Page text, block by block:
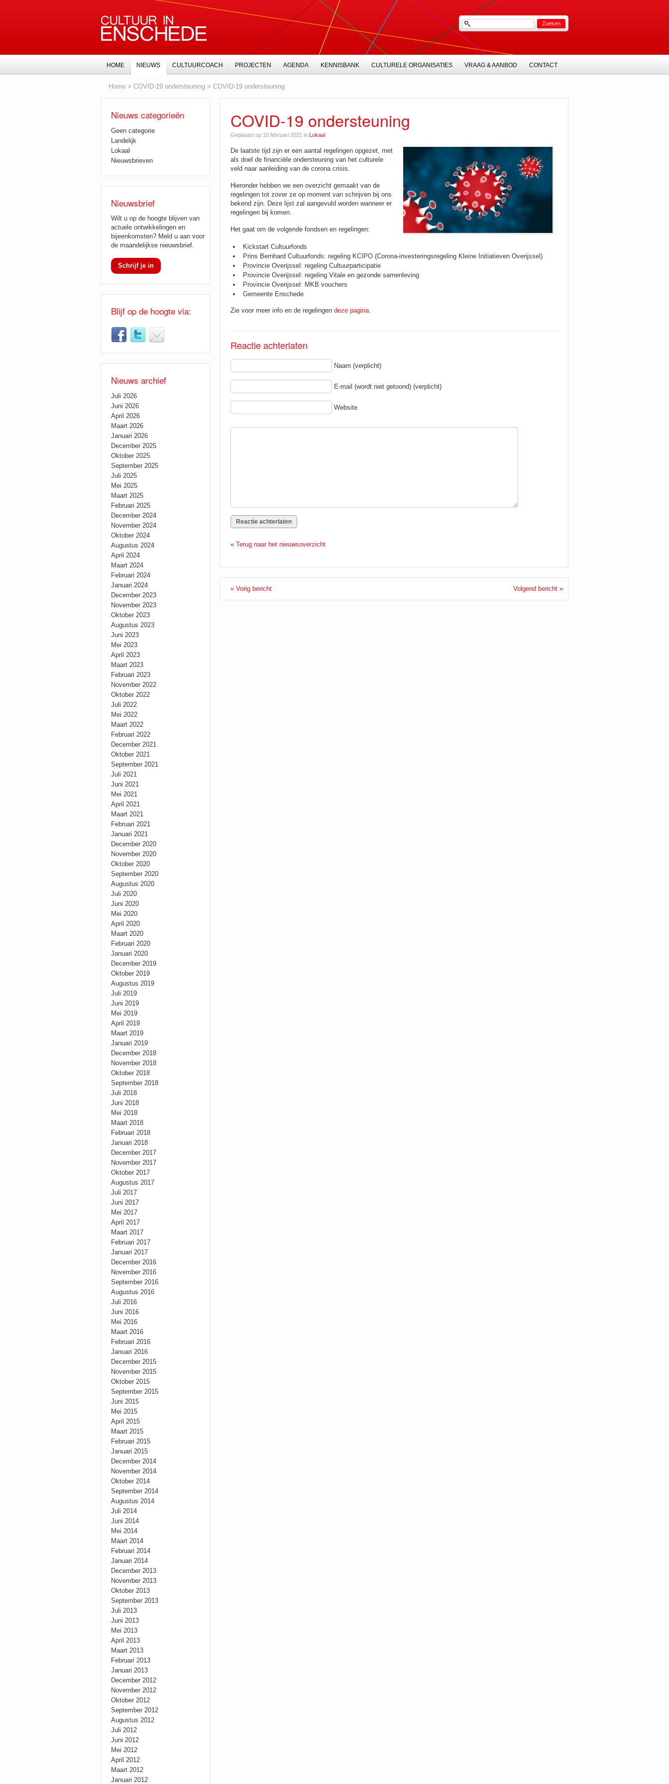
Home > COVID-19 ondersteuning > COVID-19 ondersteuning
COVID-19 ondersteuning
Geplaatst op 10 februari 2021 in Lokaal
De laatste tijd zijn er een aantal regelingen opgezet, met
als doel de financiële ondersteuning van het culturele
veld naar aanleiding van de corona crisis.
Hieronder hebben we een overzicht gemaakt van de
regelingen tot zover ze op moment van schrijven bij ons
bekend zijn. Deze lijst zal aangevuld worden wanneer er
regelingen bij komen.
Het gaat om de volgende fondsen en regelingen:
Kickstart Cultuurfonds
Prins Bernhard Cultuurfonds: regeling KCIPO (Corona-investeringsregeling Kleine Initiatieven Overijssel)
Provincie Overijssel: regeling Cultuurparticipatie
Provincie Overijssel: regeling Vitale en gezonde samenleving
Provincie Overijssel: MKB vouchers
Gemeente Enschede
Zie voor meer info en de regelingen deze pagina.
Reactie achterlaten
Naam (verplicht)
E-mail (wordt niet getoond) (verplicht)
Website
« Terug naar het nieuwsoverzicht
« Vorig bericht Volgend bericht »
Nieuws categorieën
Geen categorie
Landelijk
Lokaal
Nieuwsbrieven
Nieuwsbrief
Wilt u op de hoogte blijven van
actuele ontwikkelingen en
bijeenkomsten? Meld u aan voor
de maandelijkse nieuwsbrief.
Schrijf je in
Blijf op de hoogte via:
Nieuws archief
Juli 2026
Juni 2026
April 2026
Maart 2026
Januari 2026
December 2025
Oktober 2025
September 2025
Juli 2025
Mei 2025
Maart 2025
Februari 2025
December 2024
November 2024
Oktober 2024
Augustus 2024
April 2024
Maart 2024
Februari 2024
Januari 2024
December 2023
November 2023
Oktober 2023
Augustus 2023
Juni 2023
Mei 2023
April 2023
Maart 2023
Februari 2023
November 2022
Oktober 2022
Juli 2022
Mei 2022
Maart 2022
Februari 2022
December 2021
Oktober 2021
September 2021
Juli 2021
Juni 2021
Mei 2021
April 2021
Maart 2021
Februari 2021
Januari 2021
December 2020
November 2020
Oktober 2020
September 2020
Augustus 2020
Juli 2020
Juni 2020
Mei 2020
April 2020
Maart 2020
Februari 2020
Januari 2020
December 2019
Oktober 2019
Augustus 2019
Juli 2019
Juni 2019
Mei 2019
April 2019
Maart 2019
Januari 2019
December 2018
November 2018
Oktober 2018
September 2018
Juli 2018
Juni 2018
Mei 2018
Maart 2018
Februari 2018
Januari 2018
December 2017
November 2017
Oktober 2017
Augustus 2017
Juli 2017
Juni 2017
Mei 2017
April 2017
Maart 2017
Februari 2017
Januari 2017
December 2016
November 2016
September 2016
Augustus 2016
Juli 2016
Juni 2016
Mei 2016
Maart 2016
Februari 2016
Januari 2016
December 2015
November 2015
Oktober 2015
September 2015
Juni 2015
Mei 2015
April 2015
Maart 2015
Februari 2015
Januari 2015
December 2014
November 2014
Oktober 2014
September 2014
Augustus 2014
Juli 2014
Juni 2014
Mei 2014
Maart 2014
Februari 2014
Januari 2014
December 2013
November 2013
Oktober 2013
September 2013
Juli 2013
Juni 2013
Mei 2013
April 2013
Maart 2013
Februari 2013
Januari 2013
December 2012
November 2012
Oktober 2012
September 2012
Augustus 2012
Juli 2012
Juni 2012
Mei 2012
April 2012
Maart 2012
Januari 2012
HOME NIEUWS CULTUURCOACH PROJECTEN AGENDA KENNISBANK CULTURELE ORGANISATIES VRAAG & AANBOD CONTACT